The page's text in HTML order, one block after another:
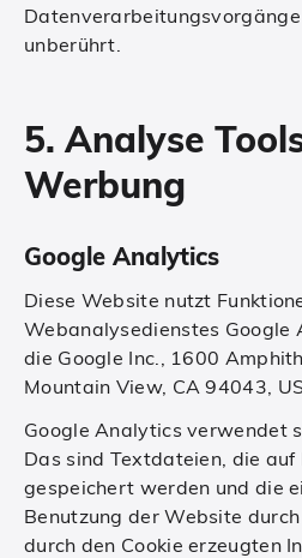
unberührt.
5. Analyse
Werbung
Google Analytics
Diese Website nutzt
Webanalysedienstes Google
die Google Inc., 1600
Mountain View, CA 94043,
Google Analytics verwendet
Das sind Textdateien, die auf
gespeichert werden und die
Benutzung der Website
durch den Cookie erzeugten